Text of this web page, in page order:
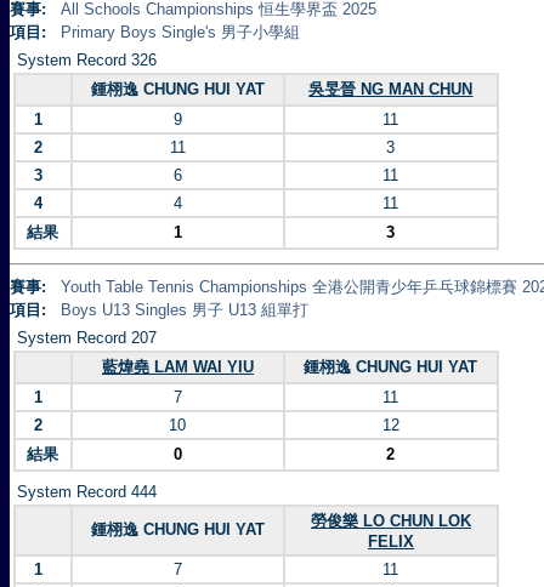
賽事:
All Schools Championships 恒生學界盃 2025
項目:
Primary Boys Single's 男子小學組
System Record 326
鍾栩逸 CHUNG HUI YAT
吳旻晉 NG MAN CHUN
1
9
11
2
11
3
3
6
11
4
4
11
結果
1 3
賽事:
Youth Table Tennis Championships 全港公開青少年乒乓球錦標賽
項目:
Boys U13 Singles 男子 U13 組單打
System Record 207
藍煒堯 LAM WAI YIU
鍾栩逸 CHUNG HUI YAT
1
7
11
2
10
12
結果
0 2
System Record 444
鍾栩逸 CHUNG HUI YAT
勞俊樂 LO CHUN LOK
FELIX
1
7
11